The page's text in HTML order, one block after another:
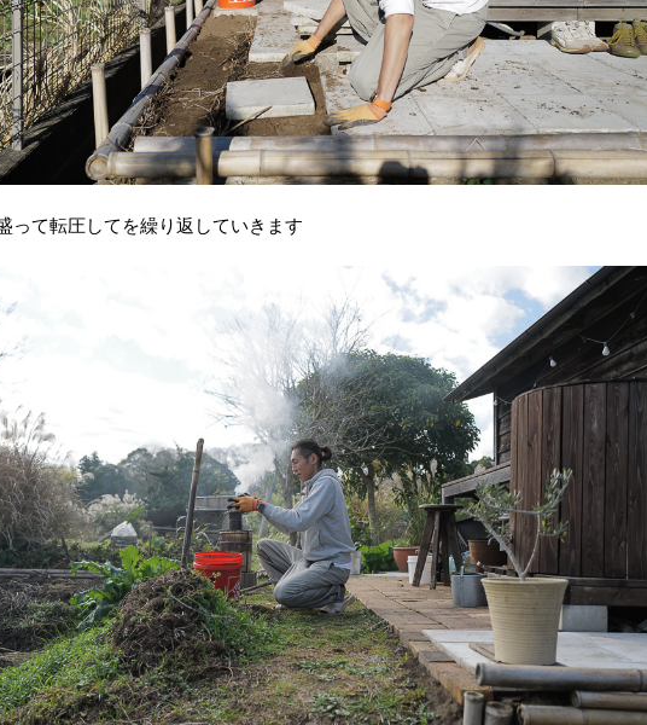
って転圧してを繰り返していきます